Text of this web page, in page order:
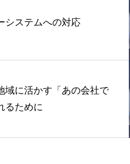
システムへの対応
域に活かす「あの会社で
るために